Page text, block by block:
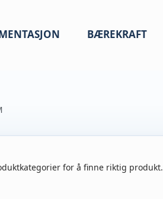
BÆREKRAFT
for å finne riktig produkt.